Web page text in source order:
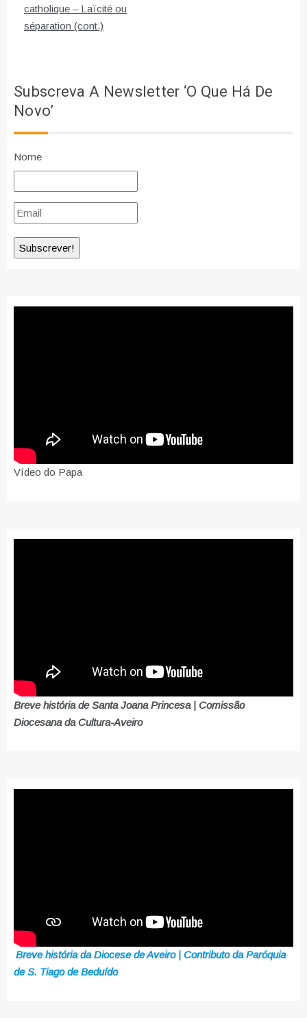
catholique – Laïcité ou
séparation (cont.)
Subscreva A Newsletter ‘O Que Há De
Novo’
Nome
Vídeo do Papa
Breve história de Santa Joana Princesa | Comissão
Diocesana da Cultura-Aveiro
Breve história da Diocese de Aveiro | Contributo da Paróquia
de S. Tiago de Beduído